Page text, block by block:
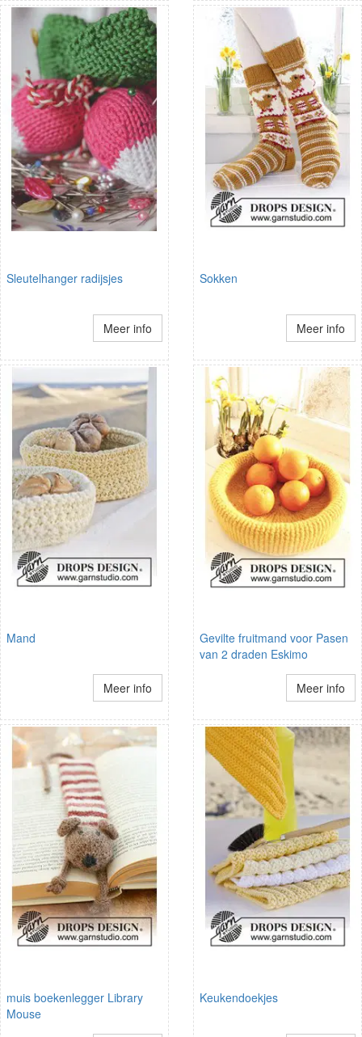
Sleutelhanger radijsjes
Meer info
Sokken
Meer info
Mand
Meer info
Gevilte fruitmand voor Pasen
van 2 draden Eskimo
Meer info
muis boekenlegger Library
Mouse
Keukendoekjes